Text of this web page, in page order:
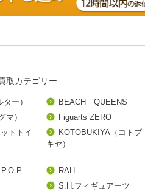
取カテゴリー
ー） BEACH QUEENS
マ）
Figuarts ZERO
トトイ
KOTOBUKIYA（コトブ
キヤ）
RAH
S.H.フィギュアーツ